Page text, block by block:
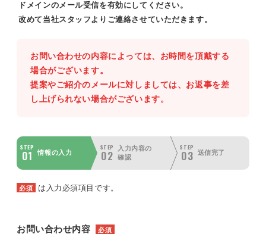
ドメインのメール受信を有効にしてください。
改めて当社スタッフよりご連絡させていただきます。
お問い合わせの内容によっては、お時間を頂戴する
場合がございます。
提案やご紹介のメールに対しましては、お返事を差
し上げられない場合がございます。
STEP
01 情報の入力
STEP
02
入力内容の
確認
STEP
03 送信完了
必須 は入力必須項目です。
お問い合わせ内容 必須